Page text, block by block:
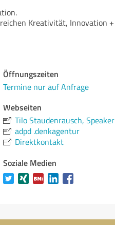
Kreativität, Innovation +
Öffnungszeiten
Termine nur auf Anfrage
Webseiten
Tilo Staudenrausch, Speaker
adpd .denkagentur
Direktkontakt
Soziale Medien